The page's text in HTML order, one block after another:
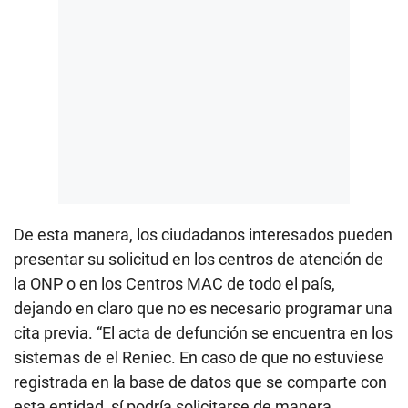
De esta manera, los ciudadanos interesados pueden
presentar su solicitud en los centros de atención de
la ONP o en los Centros MAC de todo el país,
dejando en claro que no es necesario programar una
cita previa. “El acta de defunción se encuentra en los
sistemas de el Reniec. En caso de que no estuviese
registrada en la base de datos que se comparte con